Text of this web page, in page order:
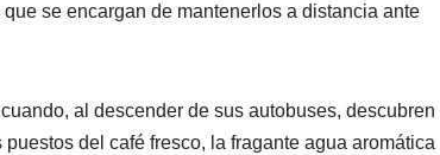
se encargan de mantenerlos a distancia ante
al descender de sus autobuses, descubren
del café fresco, la fragante agua aromática